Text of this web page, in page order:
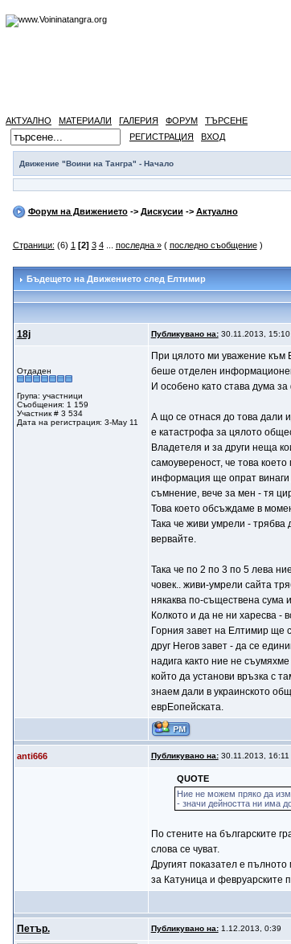
АКТУАЛНО МАТЕРИАЛИ ГАЛЕРИЯ ФОРУМ
ТЪРСЕНЕ
РЕГИСТРАЦИЯ
ВХОД
Движение "Воини на Тангра" - Начало
Форум на Движението-> Дискусии -> Актуално
Страници: (6) 1 [2] 3 4... последна »( последно съобщение)
Бъдещето на Движението след Елтимир
18j Публикувано на:30.11.2013, 15:10
Отдаден
Група: участници
Съобщения: 1 159
Участник # 3 534
Дата на регистрация: 3-May 11
При цялото ми уважение към
беше отделен
И особено като става дума
А що се отнася до това дали
е катастрофа за цялото
Владетеля и за други неща
самоувереност, че това
информация ще опрат винаги
съмнение, вече за мен - тя
Това което обсъждаме в
Така че живи умрели - трябва
вервайте.
Така че по 2 по 3 по 5 лева
човек.. живи-умрели сайта
някаква по-съществена сума
Колкото и да не ни харесва -
Горния завет на Елтимир ще
друг Негов завет - да се
надига както ние не
който да установи връзка с
знаем дали в украинското
еврЕопейската.
anti666 Публикувано на:30.11.2013, 16:11
QUOTE
Ние не можем пряко да
- значи дейността ни има
По стените на българските
слова се чуват.
Другият показател е
за Катуница и февруарските
Петър. Публикувано на:1.12.2013, 0:39